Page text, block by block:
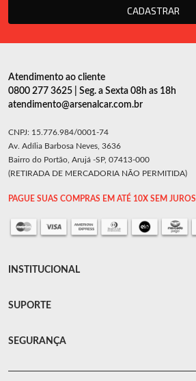
CADASTRAR
Atendimento ao cliente
0800 277 3625 | Seg. a Sexta 08h as 18h
atendimento@arsenalcar.com.br
CNPJ: 15.776.984/0001-74
Av. Adília Barbosa Neves, 3636
Bairro do Portão, Arujá -SP, 07413-000
(RETIRADA DE MERCADORIA NÃO PERMITIDA)
PAGUE SUAS COMPRAS EM ATÉ 10X SEM JUROS
INSTITUCIONAL
SUPORTE
SEGURANÇA